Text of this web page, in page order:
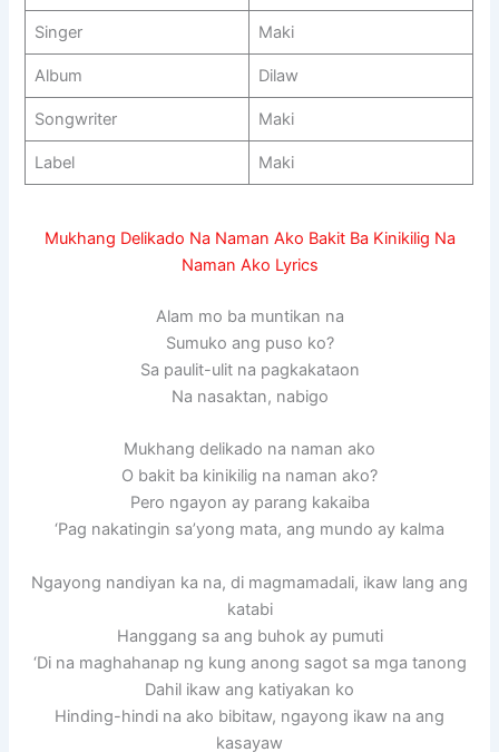
Singer Maki
Album Dilaw
Songwriter Maki
Label Maki
Mukhang Delikado Na Naman Ako Bakit Ba Kinikilig Na
Naman Ako Lyrics
Alam mo ba muntikan na
Sumuko ang puso ko?
Sa paulit-ulit na pagkakataon
Na nasaktan, nabigo
Mukhang delikado na naman ako
O bakit ba kinikilig na naman ako?
Pero ngayon ay parang kakaiba
‘Pag nakatingin sa’yong mata, ang mundo ay kalma
Ngayong nandiyan ka na, di magmamadali, ikaw lang ang
katabi
Hanggang sa ang buhok ay pumuti
‘Di na maghahanap ng kung anong sagot sa mga tanong
Dahil ikaw ang katiyakan ko
Hinding-hindi na ako bibitaw, ngayong ikaw na ang
kasayaw